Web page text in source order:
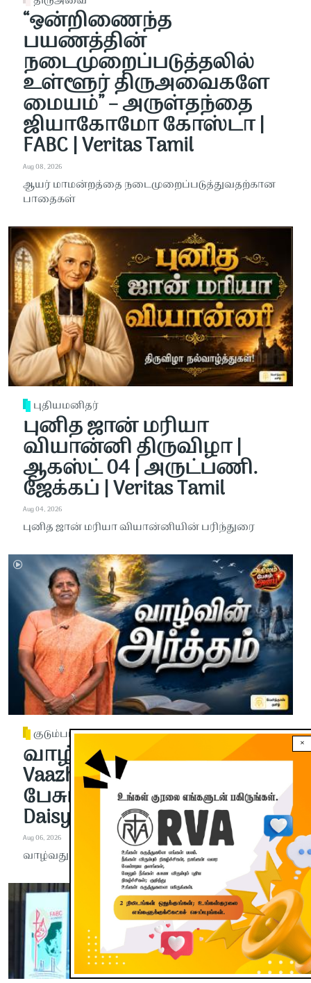
“ஒன்றிணைந்த
பயணத்தின்
நடைமுறைப்படுத்தலில்
உள்ளூர் திருஅவைகளே
மையம்” – அருள்தந்தை
ஜியாகோமோ கோஸ்டா |
FABC | Veritas Tamil
Aug 08, 2026
ஆயர் மாமன்றத்தை நடைமுறைப்படுத்துவதற்கான
பாதைகள்
புதியமனிதர்
புனித ஜான் மரியா
வியான்னி திருவிழா |
ஆகஸ்ட் 04 | அருட்பணி.
ஜேக்கப் | Veritas Tamil
Aug 04, 2026
புனித ஜான் மரியா வியான்னியின் பரிந்துரை
குடும்பம்
வாழ்வின் அர்த்தம் |
Vaazhvin Artham | அகிலம்
பேசும் அன்பு | Sr. Margaret
Daisy | Chapter-26
Aug 06, 2026
வாழ்வது ஒரு முறை வாழ்த்தட்டும் தலைமுறை
×